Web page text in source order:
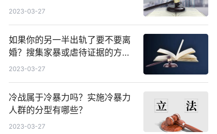
些？
2023-03-27
如果你的另一半出轨了要不要离
婚？搜集家暴或虐待证据的方法
有哪些？
2023-03-27
冷战属于冷暴力吗？实施冷暴力
人群的分型有哪些？
2023-03-27